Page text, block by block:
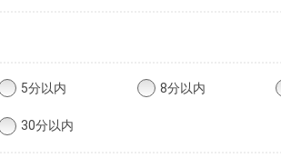
5分以内 8分以内
30分以内